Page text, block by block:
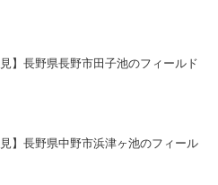
見】長野県長野市田子池のフィールド
見】長野県中野市浜津ヶ池のフィール